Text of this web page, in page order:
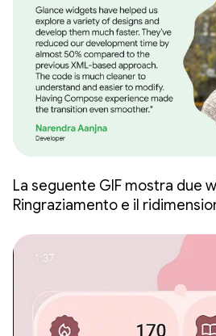
La seguente GIF mostra due
Ringraziamento e il